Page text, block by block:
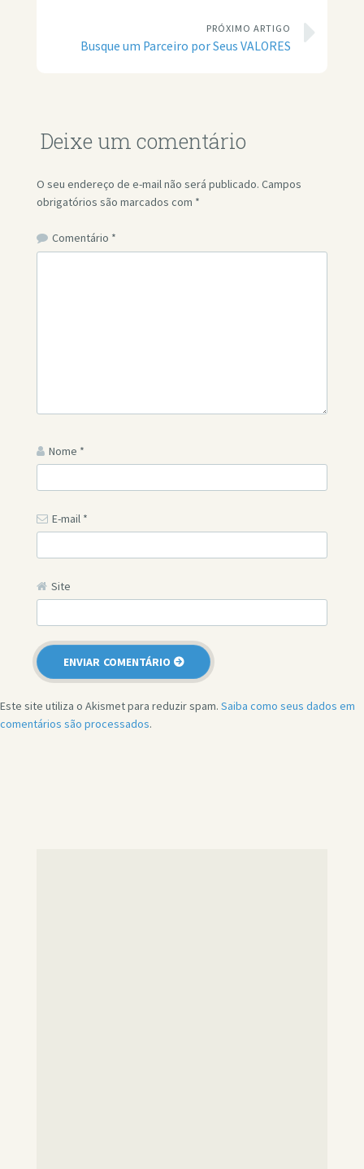
PRÓXIMO ARTIGO
Busque um Parceiro por Seus VALORES
Deixe um comentário
O seu endereço de e-mail não será publicado. Campos
obrigatórios são marcados com *
Comentário *
Nome *
E-mail *
Site
Este site utiliza o Akismet para reduzir spam. Saiba como seus dados em
comentários são processados.